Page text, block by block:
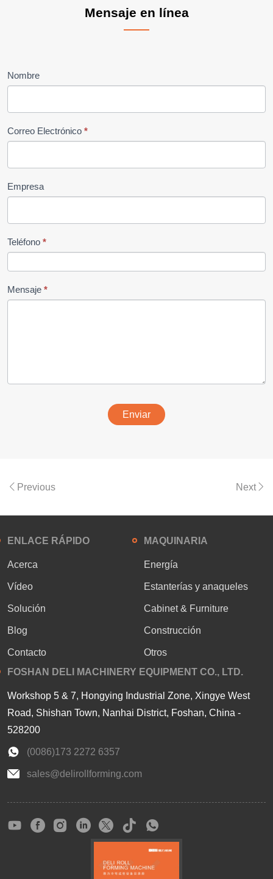
Mensaje en línea
Nombre
Correo Electrónico *
Empresa
Teléfono *
Mensaje *
Enviar
Previous Next
ENLACE RÁPIDO
Acerca
Vídeo
Solución
Blog
Contacto
MAQUINARIA
Energía
Estanterías y anaqueles
Cabinet & Furniture
Construcción
Otros
FOSHAN DELI MACHINERY EQUIPMENT CO., LTD.
Workshop 5 & 7, Hongying Industrial Zone, Xingye West
Road, Shishan Town, Nanhai District, Foshan, China -
528200
(0086)173 2272 6357
sales@delirollforming.com